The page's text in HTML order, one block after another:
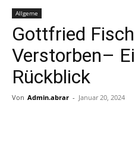
Allgeme
Gottfried
Verstorben–
Rückblick
Von Admin.abrar - Januar 20, 2024